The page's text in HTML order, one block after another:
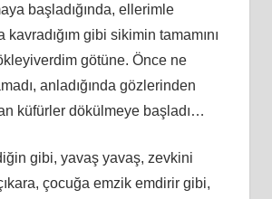
başladığında, ellerimle
kavradığım gibi sikimin tamamını
götüne. Önce ne
anladığında gözlerinden
küfürler dökülmeye başladı…
gibi, yavaş yavaş, zevkini
çocuğa emzik emdirir gibi,